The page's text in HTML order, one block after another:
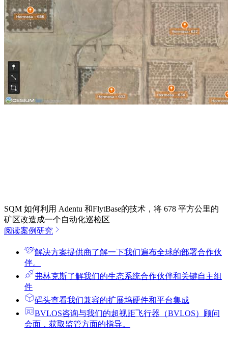
SQM 如何利用 Adentu 和FlytBase的技术，将 678 平方公里的
矿区改造成一个自动化巡检区
阅读案例研究
解决方案提供商了解一下我们遍布全球的部署合作伙
伴。
弗林克斯了解我们的生态系统合作伙伴和关键自主组
件
码头查看我们兼容的扩展坞硬件和平台集成
BVLOS咨询与我们的超视距飞行器（BVLOS）顾问
会面，获取监管方面的指导。